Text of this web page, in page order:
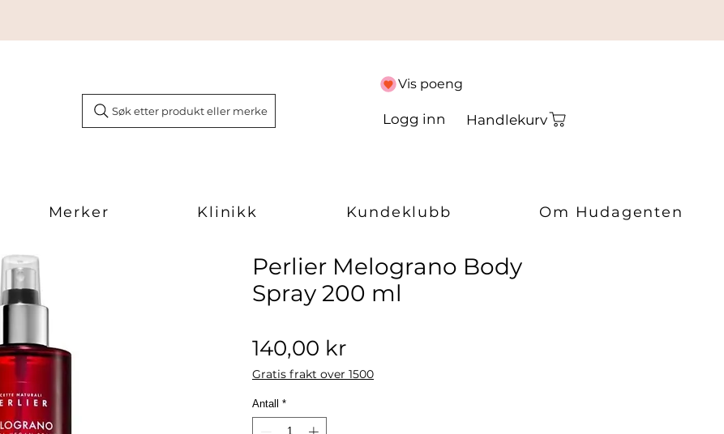
Søk etter produkt eller merke
Vis poeng
Logg inn Handlekurv
Merker Klinikk Kundeklubb Om Hudagenten
Perlier Melograno Body
Spray 200 ml
140,00 krPris
Gratis frakt over 1500
Antall *